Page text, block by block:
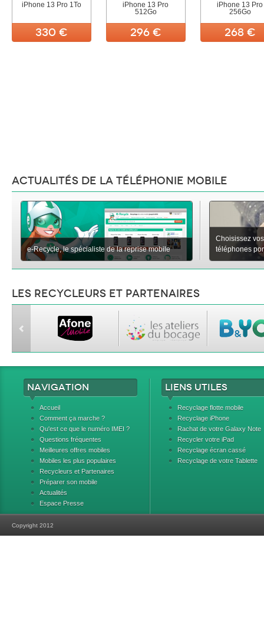
iPhone 13 Pro 1To
330 €
iPhone 13 Pro
512Go
296 €
iPhone 13 Pro
256Go
268 €
Actualités de la téléphonie mobile
e-Recycle, le spécialiste de la reprise mobile
Choisissez
téléphones
Les recycleurs et partenaires
Navigation
Accueil
Comment ça marche ?
Qu'est ce que le numéro IMEI ?
Questions fréquentes
Meilleures offres mobiles
Mobiles les plus populaires
Recycleurs et Partenaires
Préparer son mobile
Actualités
Espace Presse
Liens utiles
Recyclage flotte mobile
Recyclage iPhone
Rachat de votre Galaxy Note
Recycler votre iPad
Recyclage écran cassé
Recyclage de votre Tablette
Copyright 2012